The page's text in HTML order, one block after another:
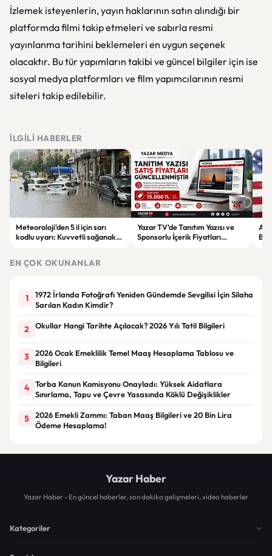
İzlemek isteyenlerin, yayın haklarının satın alındığı bir
platformda filmi takip etmeleri ve sabırla resmi
yayınlanma tarihini beklemeleri en uygun seçenek
olacaktır. Bu tür yapımların takibi ve güncel bilgiler için ise
sosyal medya platformları ve film yapımcılarının resmi
siteleri takip edilebilir.
İLGILI HABERLER
Meteoroloji'den 5 il için sarı
kodlu uyarı: Kuvvetli sağanak
Yazar TV’de Tanıtım Yazısı ve
Sponsorlu İçerik Fiyatları
EN ÇOK OKUNANLAR
1
1972 İrlanda Fotoğrafı Yeniden Gündemde Sevgilisi İçin Silaha
Sarılan Kadın Kimdir?
2 Okullar Hangi Tarihte Açılacak? 2026 Yılı Tatil Bilgileri
3
2026 Ocak Emeklilik Temel Maaş Hesaplama Tablosu ve
Bilgileri
4
Torba Kanun Komisyonu Onayladı: Yüksek Aidatlara
Sınırlama, Tapu ve Çevre Yasasında Köklü Değişiklikler
5
2026 Emekli Zammı: Taban Maaş Bilgileri ve 20 Bin Lira
Ödeme Hesaplama!
Yazar Haber
Yazar Haber - En güncel haberler, son dakika gelişmeleri, video haberler
Kategoriler